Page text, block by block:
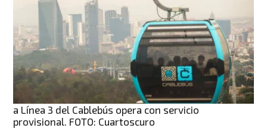
a Línea 3 del Cablebús opera con servicio
provisional. FOTO: Cuartoscuro